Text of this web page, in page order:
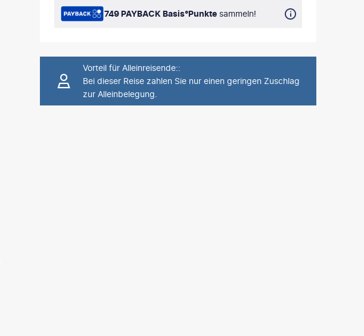
749 PAYBACK Basis°Punkte sammeln!
Vorteil für Alleinreisende::
Bei dieser Reise zahlen Sie nur einen geringen Zuschlag
zur Alleinbelegung.